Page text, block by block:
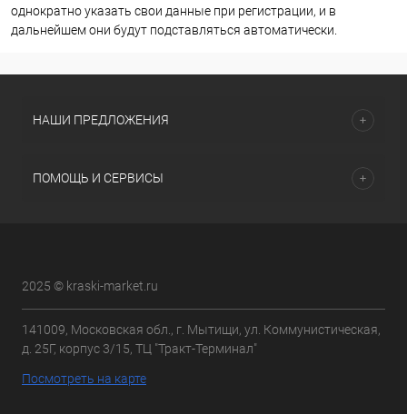
однократно указать свои данные при регистрации, и в
дальнейшем они будут подставляться автоматически.
НАШИ ПРЕДЛОЖЕНИЯ
ПОМОЩЬ И СЕРВИСЫ
2025 © kraski-market.ru
141009, Московская обл., г. Мытищи, ул. Коммунистическая,
д. 25Г, корпус 3/15, ТЦ "Тракт-Терминал"
Посмотреть на карте